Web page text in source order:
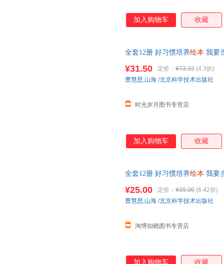
加入购物车 收藏
全套12册 好习惯培养绘本 我要
¥31.50 定价： ¥73.32 (4.3折)
时光岁月图书专营店
曹慧思,山海 /北京科学技术出版社
加入购物车 收藏
全套12册 好习惯培养绘本 我要
¥25.00 定价： ¥39.00 (6.42折)
淘博知晓图书专营店
曹慧思,山海 /北京科学技术出版社
加入购物车 收藏